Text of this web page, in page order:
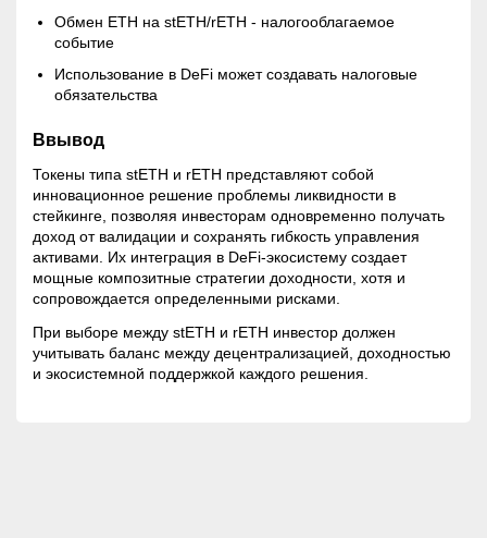
Обмен ETH на stETH/rETH - налогооблагаемое
событие
Использование в DeFi может создавать налоговые
обязательства
Ввывод
Токены типа stETH и rETH представляют собой
инновационное решение проблемы ликвидности в
стейкинге, позволяя инвесторам одновременно получать
доход от валидации и сохранять гибкость управления
активами. Их интеграция в DeFi-экосистему создает
мощные композитные стратегии доходности, хотя и
сопровождается определенными рисками.
При выборе между stETH и rETH инвестор должен
учитывать баланс между децентрализацией, доходностью
и экосистемной поддержкой каждого решения.